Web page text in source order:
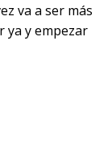
va a ser más
ya y empezar